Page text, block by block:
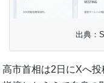
出典：
高市首相は2日にXへ